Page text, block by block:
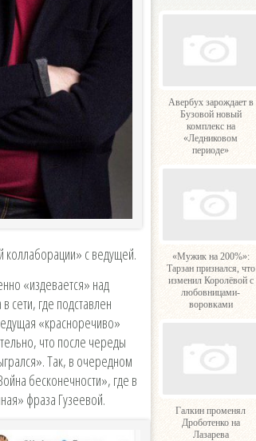
коллаборации» с ведущей.
«издевается» над
сети, где подставлен
«красноречиво»
что после череды
Так, в очередном
бесконечности», где в
фраза Гузеевой.
Авербух зарождает в
Бузовой новый
комплекс на
«Ледниковом
периоде»
«Мужик на 200%»:
Тарзан признался, что
изменил Королёвой с
любовницами-
воровками
Галкин променял
Дроботенко на
Лазарева